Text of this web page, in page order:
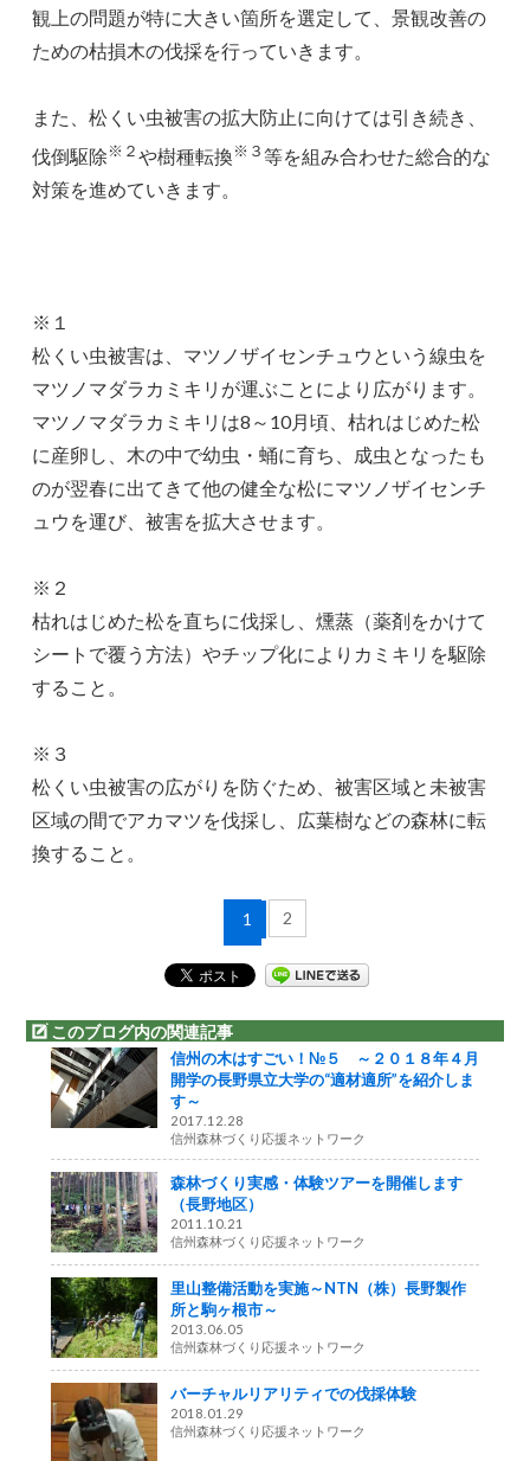
観上の問題が特に大きい箇所を選定して、景観改善の
ための枯損木の伐採を行っていきます。
また、松くい虫被害の拡大防止に向けては引き続き、
伐倒駆除※２ や樹種転換※３等を組み合わせた総合的な
対策を進めていきます。
※１
松くい虫被害は、マツノザイセンチュウという線虫を
マツノマダラカミキリが運ぶことにより広がります。
マツノマダラカミキリは8～10月頃、枯れはじめた松
に産卵し、木の中で幼虫・蛹に育ち、成虫となったも
のが翌春に出てきて他の健全な松にマツノザイセンチ
ュウを運び、被害を拡大させます。
※２
枯れはじめた松を直ちに伐採し、燻蒸（薬剤をかけて
シートで覆う方法）やチップ化によりカミキリを駆除
すること。
※３
松くい虫被害の広がりを防ぐため、被害区域と未被害
区域の間でアカマツを伐採し、広葉樹などの森林に転
換すること。
1 2
このブログ内の関連記事
信州の木はすごい！№５ ～２０１８年４月
開学の長野県立大学の“適材適所”を紹介しま
す～
2017.12.28
信州森林づくり応援ネットワーク
森林づくり実感・体験ツアーを開催します
（長野地区）
2011.10.21
信州森林づくり応援ネットワーク
里山整備活動を実施～NTN（株）長野製作
所と駒ヶ根市～
2013.06.05
信州森林づくり応援ネットワーク
バーチャルリアリティでの伐採体験
2018.01.29
信州森林づくり応援ネットワーク